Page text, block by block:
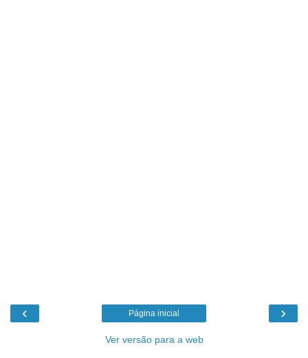
‹ ›
Página inicial
Ver versão para a web